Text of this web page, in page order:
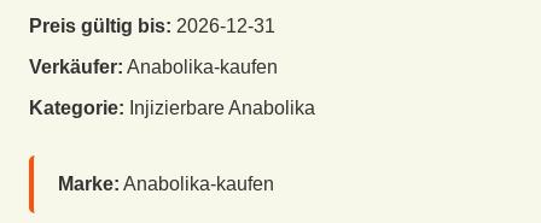
Preis gültig bis: 2026-12-31
Verkäufer: Anabolika-kaufen
Kategorie: Injizierbare Anabolika
Marke: Anabolika-kaufen